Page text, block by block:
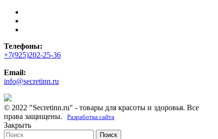
Телефоны:
+7(925)202-25-36
Email:
info@secretinn.ru
© 2022 "Secretinn.ru" - товары для красоты и здоровья. Все
права защищены.
Разработка сайта
Закрыть
Поиск